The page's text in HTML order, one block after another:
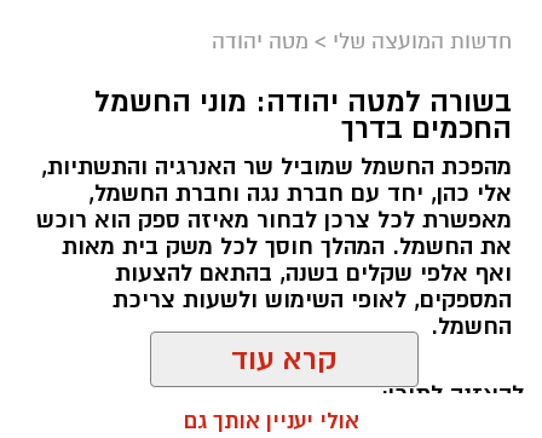
חדשות המועצה שלי > מטה יהודה
בשורה למטה יהודה: מוני החשמל
החכמים בדרך
מהפכת החשמל שמוביל שר האנרגיה והתשתיות,
אלי כהן, יחד עם חברת נגה וחברת החשמל,
מאפשרת לכל צרכן לבחור מאיזה ספק הוא רוכש
את החשמל. המהלך חוסך לכל משק בית מאות
ואף אלפי שקלים בשנה, בהתאם להצעות
המספקים, לאופי השימוש ולשעות צריכת
החשמל.
להאזנה לתוכן:
קרא עוד
אולי יעניין אותך גם